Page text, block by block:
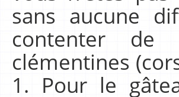
sans aucune
contenter de
clémentines
1. Pour le